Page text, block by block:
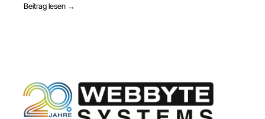
Beitrag lesen →